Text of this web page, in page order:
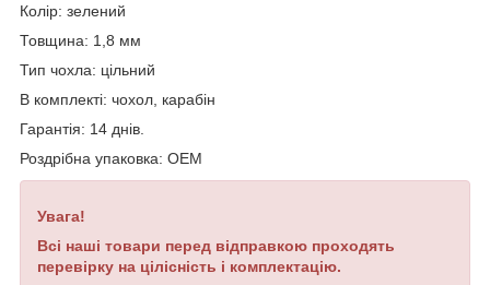
Колір: зелений
Товщина: 1,8 мм
Тип чохла: цільний
В комплекті: чохол, карабін
Гарантія: 14 днів.
Роздрібна упаковка: OEM
Увага!
Всі наші товари перед відправкою проходять
перевірку на цілісність і комплектацію.